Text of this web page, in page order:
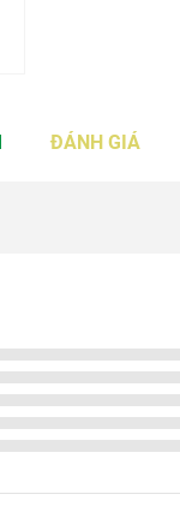
ĐÁNH GIÁ